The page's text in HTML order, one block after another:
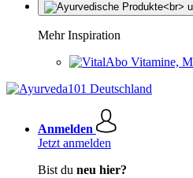
Mehr Inspiration
Vitamine,
Anmelden
Jetzt anmelden
Bist du neu hier?